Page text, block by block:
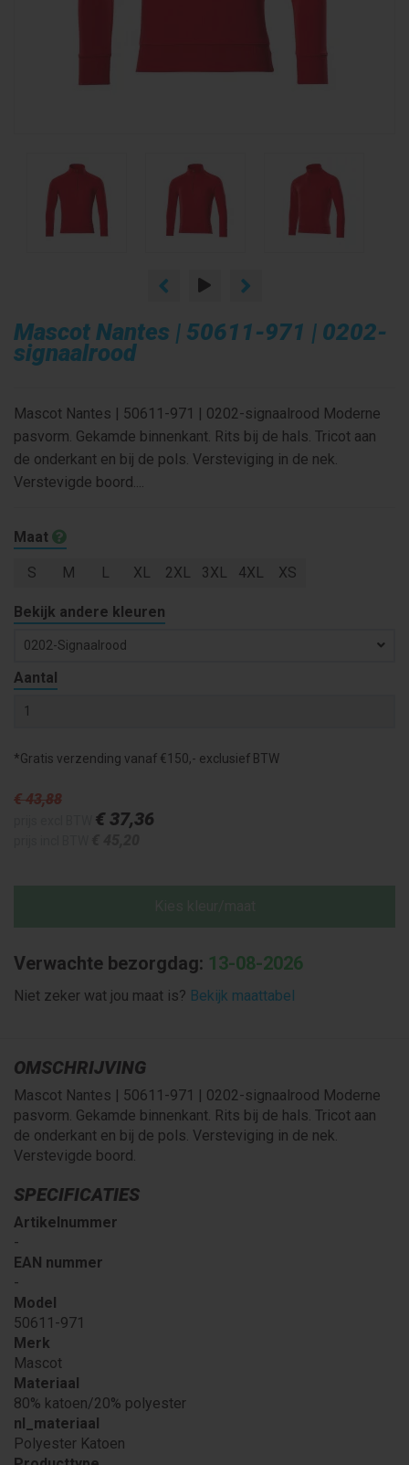
Mascot Nantes | 50611-971 | 0202-
signaalrood
Mascot Nantes | 50611-971 | 0202-signaalrood Moderne
pasvorm. Gekamde binnenkant. Rits bij de hals. Tricot aan
de onderkant en bij de pols. Versteviging in de nek.
Verstevigde boord....
Maat
S M L XL 2XL 3XL 4XL XS
Bekijk andere kleuren
0202-Signaalrood
Aantal
*Gratis verzending vanaf €150,- exclusief BTW
€ 43,88
€ 37,36
Verwachte bezorgdag: 13-08-2026
Niet zeker wat jou maat is? Bekijk maattabel
OMSCHRIJVING
Mascot Nantes | 50611-971 | 0202-signaalrood Moderne
pasvorm. Gekamde binnenkant. Rits bij de hals. Tricot aan
de onderkant en bij de pols. Versteviging in de nek.
Verstevigde boord.
SPECIFICATIES
Artikelnummer
-
EAN nummer
-
Model
50611-971
Merk
Mascot
Materiaal
80% katoen/20% polyester
nl_materiaal
Polyester Katoen